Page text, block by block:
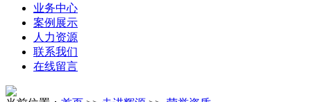
业务中心
案例展示
人力资源
联系我们
在线留言